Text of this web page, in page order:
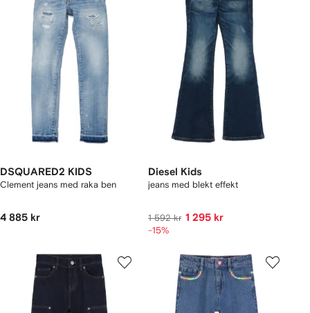
DSQUARED2 KIDS
Clement jeans med raka ben
4 885 kr
Diesel Kids
jeans med blekt effekt
1 592 kr 1 295 kr
-15%